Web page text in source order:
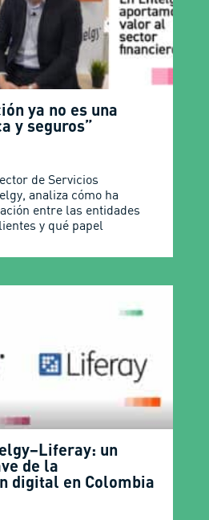
ya no es una
y seguros”
de Servicios
analiza cómo ha
entre las entidades
y qué papel
un
de la
digital en Colombia